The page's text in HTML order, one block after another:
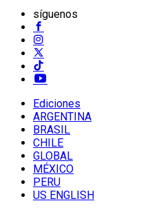
síguenos
Ediciones
ARGENTINA
BRASIL
CHILE
GLOBAL
MÉXICO
PERU
US ENGLISH